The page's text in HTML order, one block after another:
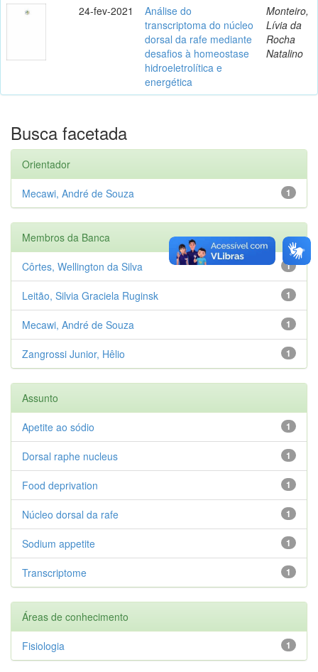
24-fev-2021
Análise do
transcriptoma do núcleo
dorsal da rafe mediante
desafios à homeostase
hidroeletrolítica e
energética
Monteiro,
Lívia da
Rocha
Natalino
Busca facetada
Orientador
1
Mecawi, André de Souza
Membros da Banca
1
Côrtes, Wellington da Silva
1
Leitão, Silvia Graciela Ruginsk
1
Mecawi, André de Souza
1
Zangrossi Junior, Hêlio
Assunto
1
Apetite ao sódio
1
Dorsal raphe nucleus
1
Food deprivation
1
Núcleo dorsal da rafe
1
Sodium appetite
1
Transcriptome
Áreas de conhecimento
1
Fisiologia